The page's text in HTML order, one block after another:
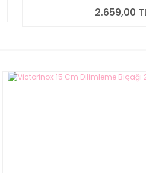
2.659,00